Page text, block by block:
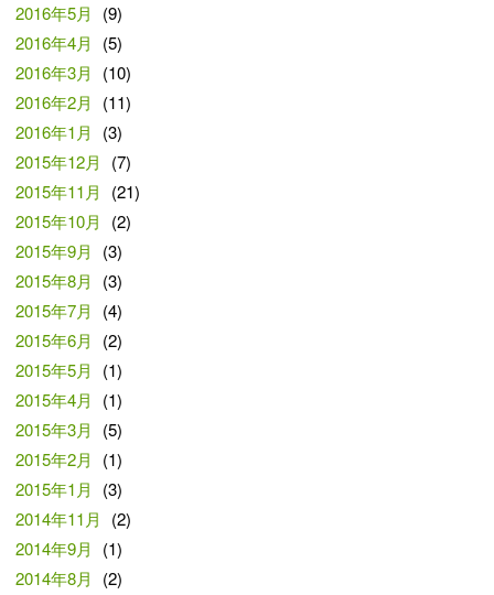
2016年5月
(9)
2016年4月
(5)
2016年3月
(10)
2016年2月
(11)
2016年1月
(3)
2015年12月
(7)
2015年11月
(21)
2015年10月
(2)
2015年9月
(3)
2015年8月
(3)
2015年7月
(4)
2015年6月
(2)
2015年5月
(1)
2015年4月
(1)
2015年3月
(5)
2015年2月
(1)
2015年1月
(3)
2014年11月
(2)
2014年9月
(1)
2014年8月
(2)